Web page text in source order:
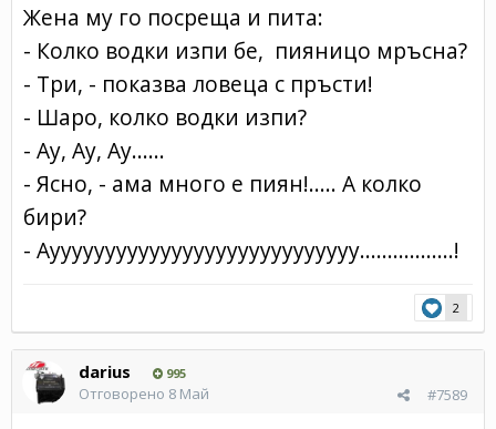
Жена му го посреща и пита:
- Колко водки изпи бе, пияницо мръсна?
- Три, - показва ловеца с пръсти!
- Шаро, колко водки изпи?
- Ау, Ау, Ау......
- Ясно, - ама много е пиян!..... А колко
бири?
- Ауууууууууууууууууууууууууууу.................!
2
darius 995
#7589
Отговорено 8 Май